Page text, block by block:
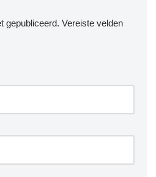
gepubliceerd. Vereiste velden